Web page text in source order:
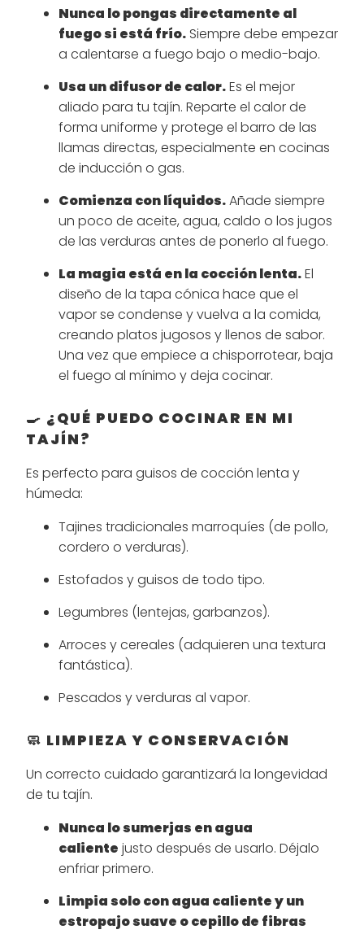
Nunca lo pongas directamente al
fuego si está frío.Siempre debe empezar
a calentarse a fuego bajo o medio-bajo.
Usa un difusor de calor.Es el mejor
aliado para tu tajín. Reparte el calor de
forma uniforme y protege el barro de las
llamas directas, especialmente en cocinas
de inducción o gas.
Comienza con líquidos.Añade siempre
un poco de aceite, agua, caldo o los jugos
de las verduras antes de ponerlo al fuego.
La magia está en la cocción lenta.El
diseño de la tapa cónica hace que el
vapor se condense y vuelva a la comida,
creando platos jugosos y llenos de sabor.
Una vez que empiece a chisporrotear, baja
el fuego al mínimo y deja cocinar.
🍳 ¿QUÉ PUEDO COCINAR EN MI
TAJÍN?
Es perfecto para guisos de cocción lenta y
húmeda:
Tajines tradicionales marroquíes (de pollo,
cordero o verduras).
Estofados y guisos de todo tipo.
Legumbres (lentejas, garbanzos).
Arroces y cereales (adquieren una textura
fantástica).
Pescados y verduras al vapor.
🧼 LIMPIEZA Y CONSERVACIÓN
Un correcto cuidado garantizará la longevidad
de tu tajín.
Nunca lo sumerjas en agua
caliente justo después de usarlo. Déjalo
enfriar primero.
Limpia solo con agua caliente y un
estropajo suave o cepillo de fibras